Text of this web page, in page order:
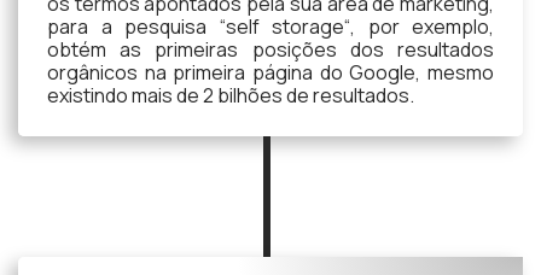
para a pesquisa “self storage“, por exemplo,
obtém as primeiras posições dos resultados
orgânicos na primeira página do Google, mesmo
existindo mais de 2 bilhões de resultados.